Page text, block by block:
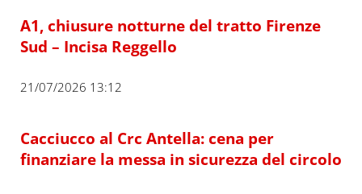
A1, chiusure notturne del tratto Firenze
Sud – Incisa Reggello
21/07/2026 13:12
Cacciucco al Crc Antella: cena per
finanziare la messa in sicurezza del circolo